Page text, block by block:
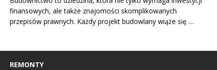
finansowych, ale także znajomości skomplikowanych
przepisów prawnych. Każdy projekt budowlany wiąże się …
REMONTY